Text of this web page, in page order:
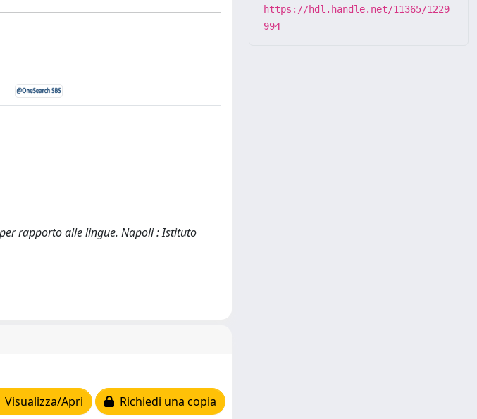
rapporto alle lingue. Napoli : Istituto
Visualizza/Apri Richiedi una copia
https://hdl.handle.net/11365/1229
994